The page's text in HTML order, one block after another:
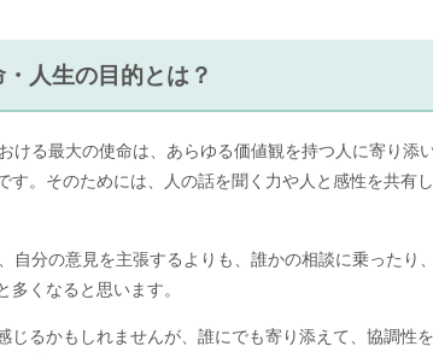
人生の目的とは？
ける最大の使命は、あらゆる価値観を持つ人に寄り添
す。そのためには、人の話を聞く力や人と感性を共有
自分の意見を主張するよりも、誰かの相談に乗ったり
くなると思います。
じるかもしれませんが、誰にでも寄り添えて、協調性